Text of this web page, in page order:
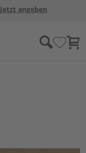
Jetzt angeben